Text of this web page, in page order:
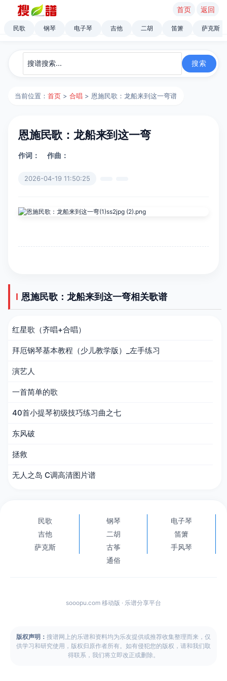
首页 返回
民歌 钢琴 电子琴 吉他 二胡 笛箫 萨克斯
当前位置：首页 >合唱 > 恩施民歌：龙船来到这一弯谱
恩施民歌：龙船来到这一弯
作词： 作曲：
2026-04-19 11:50:25
恩施民歌：龙船来到这一弯相关歌谱
红星歌（齐唱+合唱）
拜厄钢琴基本教程（少儿教学版）_左手练习
演艺人
一首简单的歌
40首小提琴初级技巧练习曲之七
东风破
拯救
无人之岛 C调高清图片谱
民歌 钢琴
电子琴
吉他
二胡
笛箫
萨克斯
古筝
手风琴
通俗
sooopu.com 移动版 · 乐谱分享平台
版权声明： 搜谱网上的乐谱和资料均为乐友提供或推荐收集整理而来，仅
供学习和研究使用，版权归原作者所有。如有侵犯您的版权，请和我们取
得联系，我们将立即改正或删除。